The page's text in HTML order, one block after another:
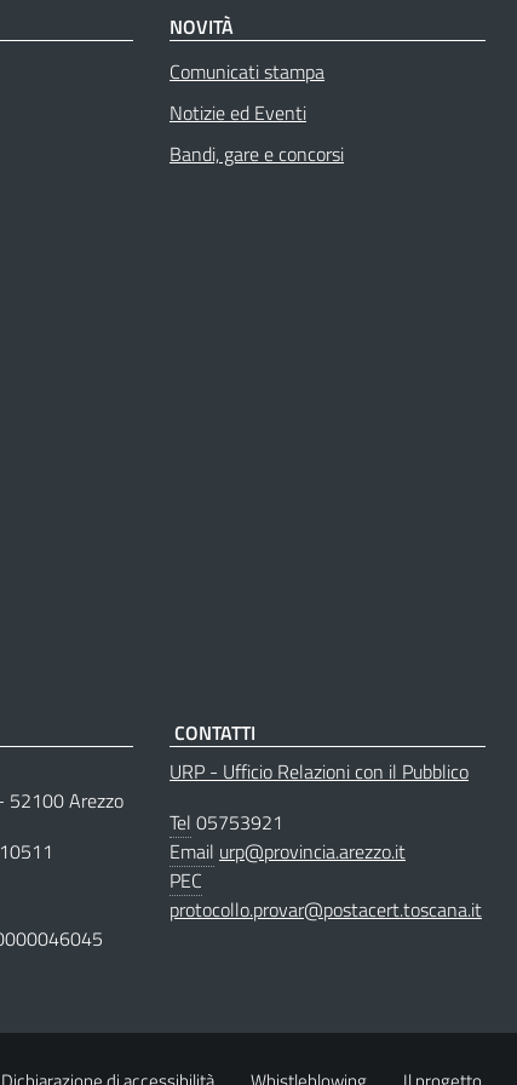
NOVITÀ
Comunicati stampa
Notizie ed Eventi
Bandi, gare e concorsi
52100 Arezzo
CONTATTI
URP - Ufficio Relazioni con il Pubblico
Tel 05753921
Email urp@provincia.arezzo.it
PEC
protocollo.provar@postacert.toscana.it